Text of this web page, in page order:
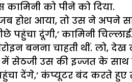
को पीने को दिया.
होश आया, तो उस ने अपने
दूंगी,’ कामिनी चिल्लाई.
बनना चाहती थीं. लो,
सेठजी उस की इज्जत के साथ
देंगे,’ कंप्यूटर बंद करते हुए